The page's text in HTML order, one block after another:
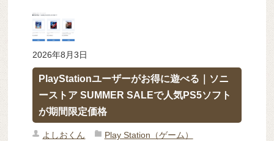
2026年8月3日
PlayStationユーザーがお得に遊べる｜ソニ
ーストア SUMMER SALEで人気PS5ソフト
が期間限定価格
よしおくん
Play Station（ゲーム）